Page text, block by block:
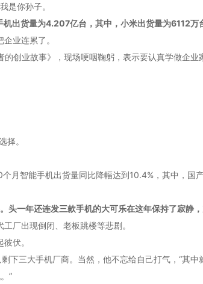
是你孙子。
出货量为4.207亿台，其中，小米出货量为6112万
业连累了。
创业故事》，现场哽咽鞠躬，表示要认真学做企
择。
月智能手机出货量同比降幅达到10.4%，其中，
一年还连发三款手机的大可乐在这年保持了寂静，
厂出现倒闭、老板跳楼等悲剧。
伏。
下三大手机厂商。当然，他不忘给自己打气，“其
”